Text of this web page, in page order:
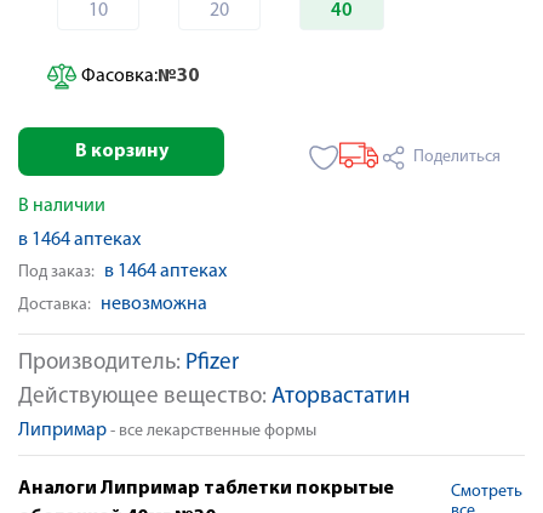
Производитель: Pfizer
Действующее вещество: Аторвастатин
Липримар - все лекарственные формы
10 20 40
Фасовка:№30
В корзину Поделиться
В наличии
в 1464 аптеках
Под заказ: в 1464 аптеках
Доставка: невозможна
Аналоги Липримар таблетки покрытые
Смотреть